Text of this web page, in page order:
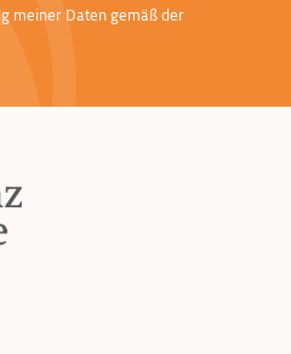
meiner Daten gemäß der